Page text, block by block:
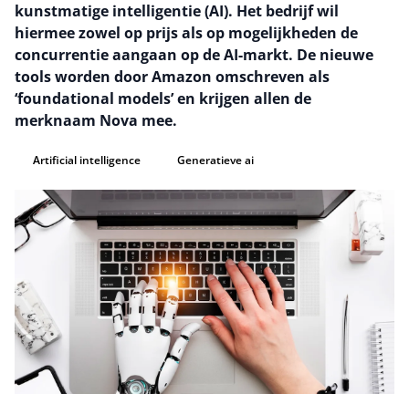
kunstmatige intelligentie (AI). Het bedrijf wil
hiermee zowel op prijs als op mogelijkheden de
concurrentie aangaan op de AI-markt. De nieuwe
tools worden door Amazon omschreven als
‘foundational models’ en krijgen allen de
merknaam Nova mee.
Artificial intelligence Generatieve ai